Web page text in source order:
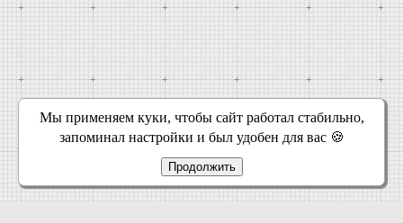
Мы применяем куки, чтобы сайт работал стабильно,
запоминал настройки и был удобен для вас 🍪
Продолжить